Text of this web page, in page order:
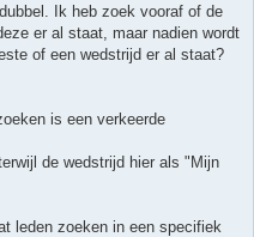
Ik heb zoek vooraf of de
er al staat, maar nadien wordt
of een wedstrijd er al staat?
is een verkeerde
de wedstrijd hier als "Mijn
leden zoeken in een specifiek